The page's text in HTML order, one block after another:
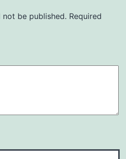
be published. Required